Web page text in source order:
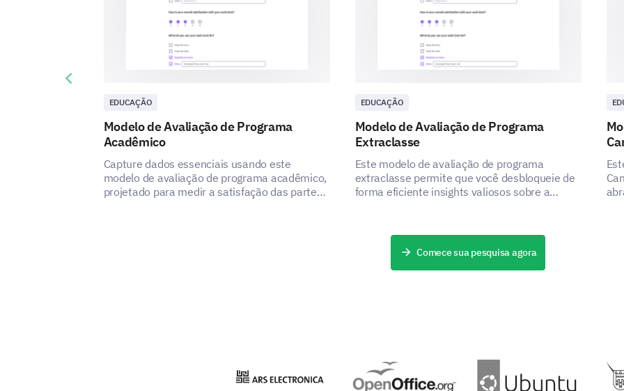
Please share any additional comments or
improving teaching practice.
EDUCAÇÃO
Modelo de Avaliação de Programa
Acadêmico
Capture dados essenciais usando este
modelo de avaliação de programa acadêmico,
projetado para medir a satisfação das partes
EDUCAÇÃO
Modelo de Avaliação de Programa
Extraclasse
Este modelo de avaliação de programa
extraclasse permite que você desbloqueie de
forma eficiente insights valiosos sobre a
Previous slide
Comece sua pesquisa agora